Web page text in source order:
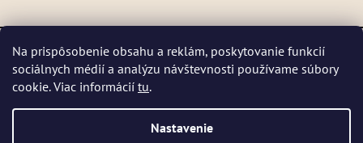
Na prispôsobenie obsahu a reklám, poskytovanie funkcií
sociálnych médií a analýzu návštevnosti používame súbory
cookie. Viac informácií tu.
Nastavenie
DŇA 5 a 6 AUGUSTA NEBUDEME ODOSIELAŤ ŽIADNE ZÁSIELKY. ☀️
Letná prevádzka: Počas horúcich dní chránime kvalitu našich výrobkov,
Niektoré produkty sú počas leta dočasne nedostupné, pretože by sa
Vytvoril Shoptet a
Adatelier
Copyright 2026Kvitok. Všetky práva vyhradené.Upraviť
nastavenie cookies